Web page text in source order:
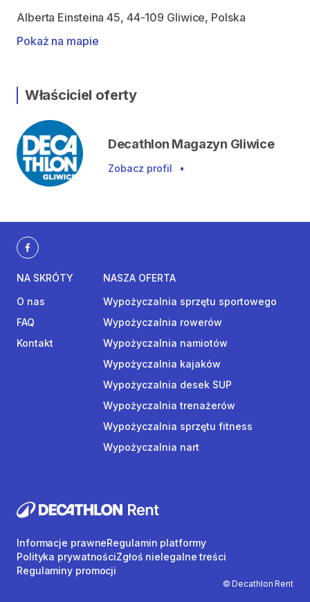
Alberta Einsteina 45, 44-109 Gliwice, Polska
Pokaż na mapie
Właściciel oferty
Decathlon Magazyn Gliwice
Zobacz profil •
NA SKRÓTY
O nas
FAQ
Kontakt
NASZA OFERTA
Wypożyczalnia sprzętu sportowego
Wypożyczalnia rowerów
Wypożyczalnia namiotów
Wypożyczalnia kajaków
Wypożyczalnia desek SUP
Wypożyczalnia trenażerów
Wypożyczalnia sprzętu fitness
Wypożyczalnia nart
© Decathlon Rent
Informacje prawneRegulamin platformy
Polityka prywatnościZgłoś nielegalne treści
Regulaminy promocji